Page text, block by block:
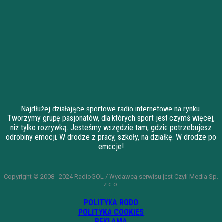
Najdłużej działające sportowe radio internetowe na rynku.
Tworzymy grupę pasjonatów, dla których sport jest czymś więcej,
niż tylko rozrywką. Jesteśmy wszędzie tam, gdzie potrzebujesz
odrobiny emocji. W drodze z pracy, szkoły, na działkę. W drodze po
emocje!
Copyright © 2008 - 2024 RadioGOL / Wydawcą serwisu jest Czyli Media Sp.
z o.o.
POLITYKA RODO
POLITYKA COOKIES